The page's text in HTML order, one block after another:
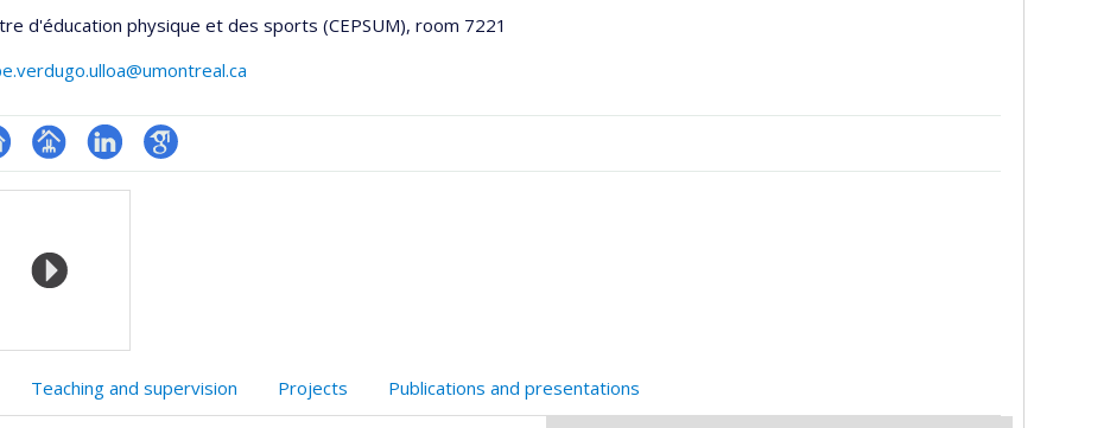
d'éducation physique et des sports (CEPSUM), room 7221
Page LinkedInGoogle
Teaching and supervision Projects Publications and presentations